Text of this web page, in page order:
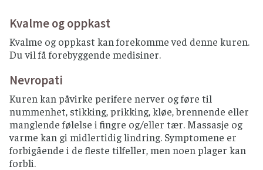
Kvalme og oppkast
Kvalme og oppkast kan forekomme ved denne kuren.
Du vil få forebyggende medisiner.
Nevropati
Kuren kan påvirke perifere nerver og føre til
nummenhet, stikking, prikking, kløe, brennende eller
manglende følelse i fingre og/eller tær. Massasje og
varme kan gi midlertidig lindring. Symptomene er
forbigående i de fleste tilfeller, men noen plager kan
forbli.